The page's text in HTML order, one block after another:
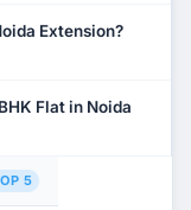
Extension?
Flat in Noida
5